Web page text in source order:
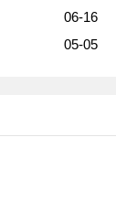
06-16
05-05